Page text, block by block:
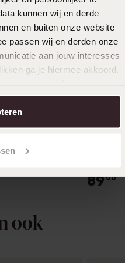
kunnen wij en derde
en buiten onze website
passen wij en derden onze
aan jouw interesses
ga je hiermee akkoord.
8900
ook